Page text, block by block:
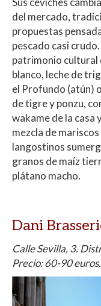
del mercado,
propuestas
pescado casi
patrimonio cultural
blanco, leche de
el Profundo (atún)
de tigre y ponzu,
wakame de la casa
mezcla de
langostinos
granos de maíz
plátano macho.
Dani
Calle Sevilla, 3.
Precio: 60-90